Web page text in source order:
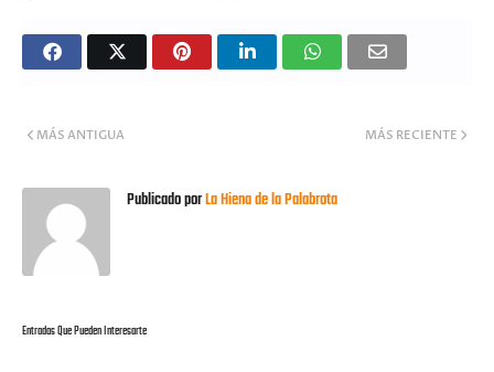
MÁS RECIENTE
MÁS ANTIGUA
Publicado porLa Hiena de la Palabrota
Entradas Que Pueden Interesarte